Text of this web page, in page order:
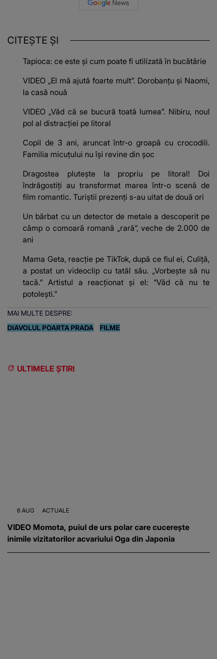
CITEȘTE ȘI
Tapioca: ce este și cum poate fi utilizată în bucătărie
VIDEO „El mă ajută foarte mult”. Dorobanțu și Naomi,
la casă nouă
VIDEO „Văd că se bucură toată lumea”. Nibiru, noul
pol al distracției pe litoral
Copil de 3 ani, aruncat într-o groapă cu crocodili.
Familia micuțului nu își revine din șoc
Dragostea plutește la propriu pe litoral! Doi
îndrăgostiți au transformat marea într-o scenă de
film romantic. Turiștii prezenți s-au uitat de două ori
Un bărbat cu un detector de metale a descoperit pe
câmp o comoară romană „rară”, veche de 2.000 de
ani
Mama Geta, reacție pe TikTok, după ce fiul ei, Culiță,
a postat un videoclip cu tatăl său. „Vorbește să nu
tacă.” Artistul a reacționat și el: “Văd că nu te
potoleşti.”
MAI MULTE DESPRE:
DIAVOLUL POARTA PRADA
FILME
ULTIMELE ȘTIRI
6 AUG ACTUALE
VIDEO Momota, puiul de urs polar care cucerește
inimile vizitatorilor acvariului Oga din Japonia